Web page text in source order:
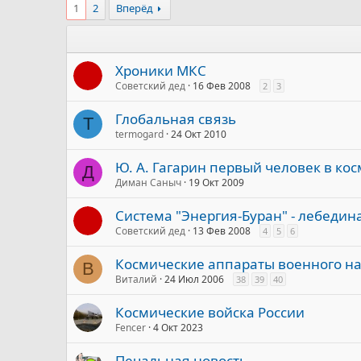
1 2 Вперёд
Хроники МКС
Советский дед 16 Фев 2008 2 3
T Глобальная связь
termogard 24 Окт 2010
Д Ю. А. Гагарин первый человек в
Диман Саныч 19 Окт 2009
Система "Энергия-Буран" -
Советский дед 13 Фев 2008 4 5 6
В Космические аппараты военного
Виталий 24 Июл 2006 38 39 40
Космические войска России
Fencer 4 Окт 2023